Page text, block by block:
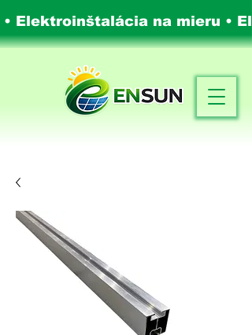
Elektroinštalácia na mieru •